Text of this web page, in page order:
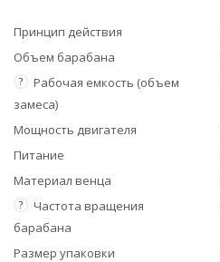
Принцип действия
Объем барабана
?
Рабочая емкость (объем
замеса)
Мощность двигателя
Питание
Материал венца
?
Частота вращения
барабана
Размер упаковки